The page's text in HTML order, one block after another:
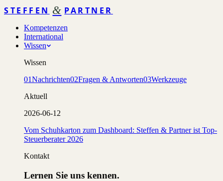
STEFFEN & PARTNER
Kompetenzen
International
Wissen
Wissen
01Nachrichten02Fragen & Antworten03Werkzeuge
Aktuell
2026-06-12
Vom Schuhkarton zum Dashboard: Steffen & Partner ist Top-
Steuerberater 2026
Kontakt
Lernen Sie uns kennen.